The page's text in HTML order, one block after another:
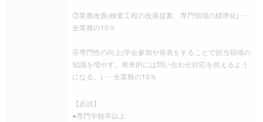
③業務改善(検査工程の改善提案、専門領域の標準化)･･･
全業務の10％
④専門性の向上(学会参加や発表をすることで担当領域の
知識を増やす。将来的には問い合わせ対応を担えるよう
になる。)･･･全業務の10％
【必須】
●専門学校卒以上